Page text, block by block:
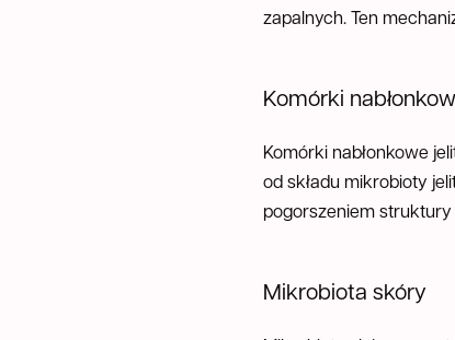
zapalnych. Ten
Komórki
Komórki nabłonkowe
od składu mikrobioty
pogorszeniem
Mikrobiota skóry